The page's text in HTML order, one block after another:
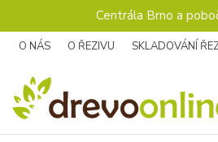
Centrála Brno a
O NÁS O ŘEZIVU SKLADOVÁNÍ